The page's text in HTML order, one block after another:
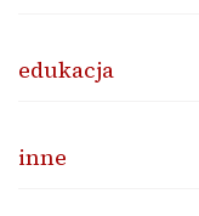
edukacja
inne